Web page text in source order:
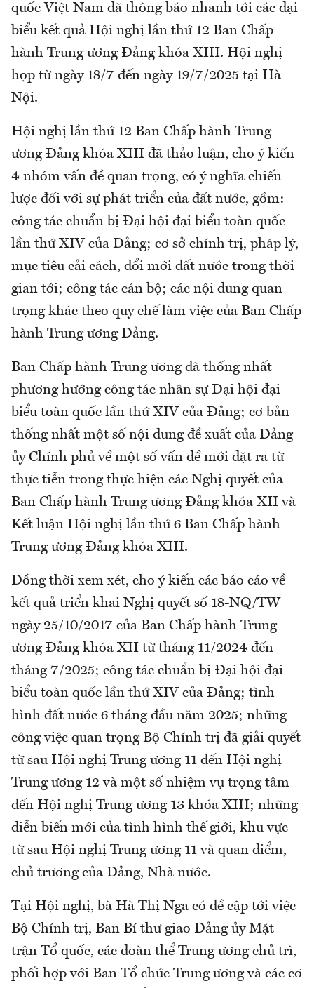
quốc Việt Nam đã thông báo nhanh tới các đại
biểu kết quả Hội nghị lần thứ 12 Ban Chấp
hành Trung ương Đảng khóa XIII. Hội nghị
họp từ ngày 18/7 đến ngày 19/7/2025 tại Hà
Nội.
Hội nghị lần thứ 12 Ban Chấp hành Trung
ương Đảng khóa XIII đã thảo luận, cho ý kiến
4 nhóm vấn đề quan trọng, có ý nghĩa chiến
lược đối với sự phát triển của đất nước, gồm:
công tác chuẩn bị Đại hội đại biểu toàn quốc
lần thứ XIV của Đảng; cơ sở chính trị, pháp lý,
mục tiêu cải cách, đổi mới đất nước trong thời
gian tới; công tác cán bộ; các nội dung quan
trọng khác theo quy chế làm việc của Ban Chấp
hành Trung ương Đảng.
Ban Chấp hành Trung ương đã thống nhất
phương hướng công tác nhân sự Đại hội đại
biểu toàn quốc lần thứ XIV của Đảng; cơ bản
thống nhất một số nội dung đề xuất của Đảng
ủy Chính phủ về một số vấn đề mới đặt ra từ
thực tiễn trong thực hiện các Nghị quyết của
Ban Chấp hành Trung ương Đảng khóa XII và
Kết luận Hội nghị lần thứ 6 Ban Chấp hành
Trung ương Đảng khóa XIII.
Đồng thời xem xét, cho ý kiến các báo cáo về
kết quả triển khai Nghị quyết số 18-NQ/TW
ngày 25/10/2017 của Ban Chấp hành Trung
ương Đảng khóa XII từ tháng 11/2024 đến
tháng 7/2025; công tác chuẩn bị Đại hội đại
biểu toàn quốc lần thứ XIV của Đảng; tình
hình đất nước 6 tháng đầu năm 2025; những
công việc quan trọng Bộ Chính trị đã giải quyết
từ sau Hội nghị Trung ương 11 đến Hội nghị
Trung ương 12 và một số nhiệm vụ trọng tâm
đến Hội nghị Trung ương 13 khóa XIII; những
diễn biến mới của tình hình thế giới, khu vực
từ sau Hội nghị Trung ương 11 và quan điểm,
chủ trương của Đảng, Nhà nước.
Tại Hội nghị, bà Hà Thị Nga có đề cập tới việc
Bộ Chính trị, Ban Bí thư giao Đảng ủy Mặt
trận Tổ quốc, các đoàn thể Trung ương chủ trì,
phối hợp với Ban Tổ chức Trung ương và các cơ